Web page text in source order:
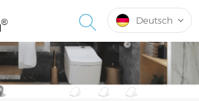
Deutsch